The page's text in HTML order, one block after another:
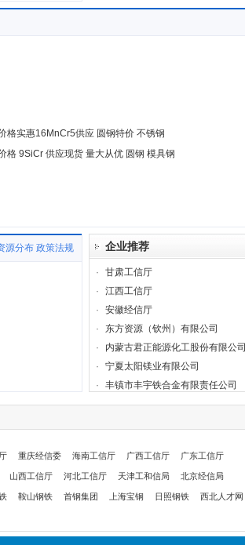
格实惠16MnCr5供应 圆钢特价 不锈钢
格 9SiCr 供应现货 量大从优 圆钢 模具钢
源分布 政策法规 企业推荐
·
甘肃工信厅
·
江西工信厅
·
安徽经信厅
·
东方资源（钦州）有限公司
·
内蒙古君正能源化工股份有限公司
·
宁夏太阳镁业有限公司
·
丰镇市丰宇铁合金有限责任公司
重庆经信委 海南工信厅 广西工信厅 广东工信厅
山西工信厅 河北工信厅 天津工和信局 北京经信局
鞍山钢铁 首钢集团 上海宝钢 日照钢铁 西北人才网